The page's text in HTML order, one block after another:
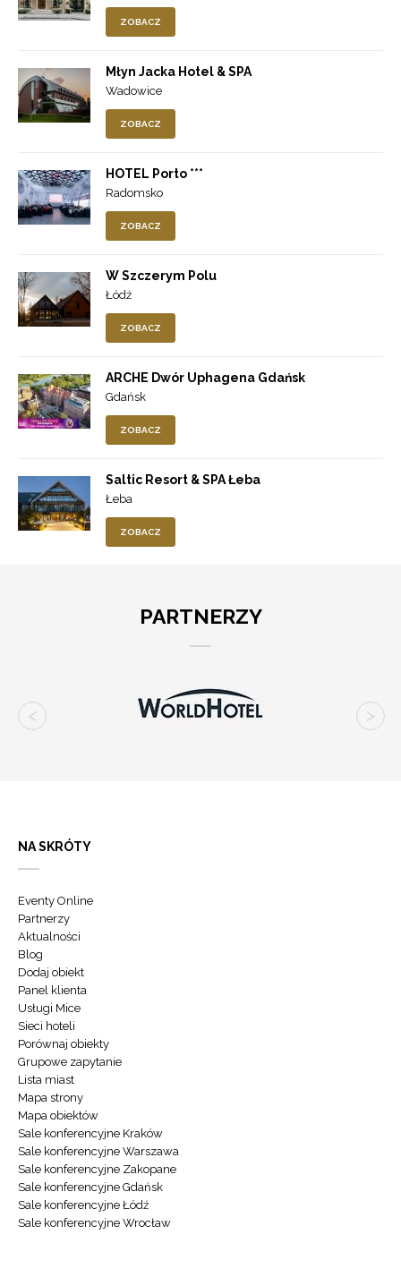
ZOBACZ
Młyn Jacka Hotel & SPA
Wadowice
ZOBACZ
HOTEL Porto ***
Radomsko
ZOBACZ
W Szczerym Polu
Łódź
ZOBACZ
ARCHE Dwór Uphagena Gdańsk
Gdańsk
ZOBACZ
Saltic Resort & SPA Łeba
Łeba
ZOBACZ
PARTNERZY
NA SKRÓTY
Eventy Online
Partnerzy
Aktualności
Blog
Dodaj obiekt
Panel klienta
Usługi Mice
Sieci hoteli
Porównaj obiekty
Grupowe zapytanie
Lista miast
Mapa strony
Mapa obiektów
Sale konferencyjne Kraków
Sale konferencyjne Warszawa
Sale konferencyjne Zakopane
Sale konferencyjne Gdańsk
Sale konferencyjne Łódź
Sale konferencyjne Wrocław